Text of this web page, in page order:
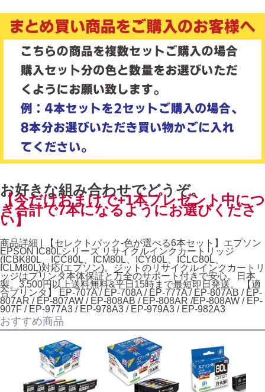
お好きな組み合わせでどうぞ。
【今だけおまけで+1本プレゼント中につ
き合計で7本になるようにお選びくださ
い】
商品詳細 | 【セレクトパック-色が選べる6本セット】エプソン
EPSON IC80Lシリーズ リサイクルインクカートリッジ
(ICBK80L、ICC80L、ICM80L、ICY80L、ICLC80L、
ICLM80L)対応(エプソン)。ジットのリサイクルインクカートリ
ッジはプリンタ本体保証と万全のサポート付きで安心。日本
製。3,500円以上送料無料&平日15時まで最短即日発送。 【適
合プリンタ】 EP-707A / EP-708A / EP-777A / EP-807AB / EP-
807AR / EP-807AW / EP-808AB / EP-808AR /EP-808AW / EP-
907F / EP-977A3 / EP-978A3 / EP-979A3 / EP-982A3
おすすめ商品